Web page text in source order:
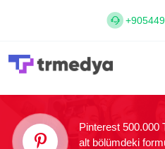
Pinterest 500.000
alt bölümdeki